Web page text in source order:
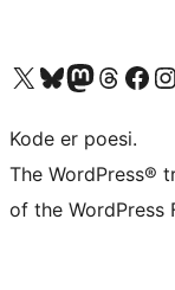
Besøg vores X (tidligere Twitter) konto
Besøg vores Bluesky-konto
Besøg vores Mastodon konto
Besøg vores Threads-konto
Besøg vores Facebook side
Kode er poesi.
The WordPress®
of the WordPress